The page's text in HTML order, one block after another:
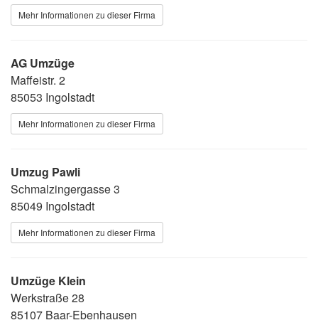
Mehr Informationen zu dieser Firma
AG Umzüge
Maffeistr. 2
85053 Ingolstadt
Mehr Informationen zu dieser Firma
Umzug Pawli
Schmalzingergasse 3
85049 Ingolstadt
Mehr Informationen zu dieser Firma
Umzüge Klein
Werkstraße 28
85107 Baar-Ebenhausen